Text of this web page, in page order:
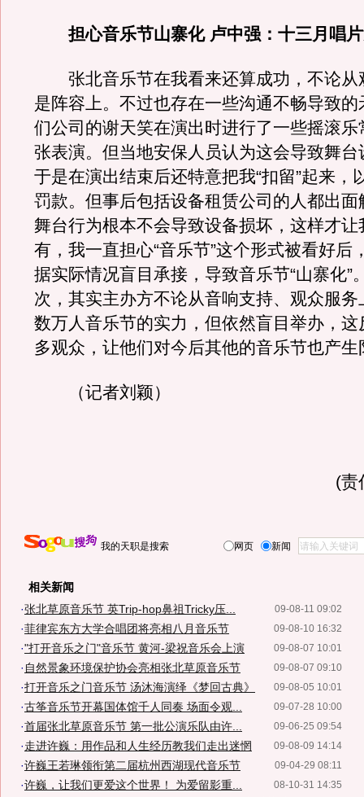
担心音乐节山寨化 卢中强：十三月唱
张北音乐节在我看来还算成功，不论从
是阵容上。不过也存在一些沟通不畅导致的
们公司的谢天笑在演出时进行了一些摇滚乐
张表演。但当地安保人员认为这会导致舞台
于是在演出结束后还特意把我“扣留”起来，
罚款。但事后包括设备租赁公司的人都出面
舞台行为根本不会导致设备损坏，这样才让
有，我一直担心“音乐节”这个形式被看好后
据实际情况盲目承接，导致音乐节“山寨化”
次，其实主办方不论从音响支持、观众服务
数万人音乐节的实力，但依然盲目举办，这
多观众，让他们对今后其他的音乐节也产生
（记者刘颖）
(责
我的天职是搜索 网页 新闻
相关新闻
09-08-11 09:02
·张北草原音乐节 英Trip-hop鼻祖Tricky压...
09-08-10 16:32
·菲律宾东方大学合唱团将亮相八月音乐节
09-08-07 10:01
·"打开音乐之门"音乐节 黄河-梁祝音乐会上演
09-08-07 09:10
· 自然景象环境保护协会亮相张北草原音乐节
09-08-05 10:01
·打开音乐之门音乐节 汤沐海演绎《梦回古典》
09-07-28 10:00
·古筝音乐节开幕国体馆千人同奏 场面令观...
09-06-25 09:54
·首届张北草原音乐节 第一批公演乐队由许...
09-08-09 14:14
·走进许巍：用作品和人生经历教我们走出迷惘
09-04-29 08:11
·许巍王若琳领衔第二届杭州西湖现代音乐节
08-10-31 14:35
·许巍，让我们更爱这个世界！ 为爱留影重...